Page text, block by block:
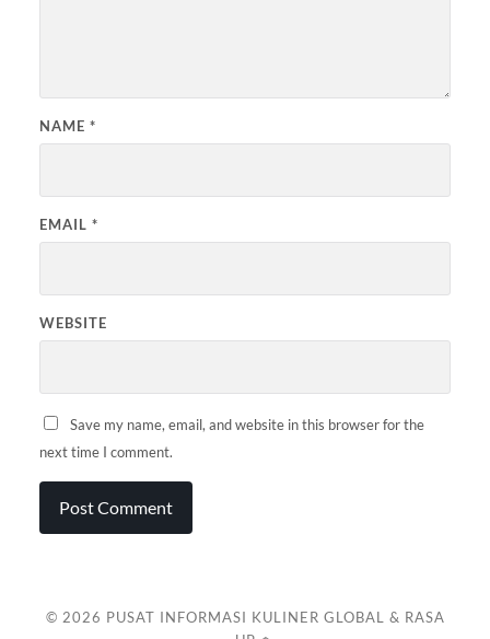
NAME *
EMAIL *
WEBSITE
Save my name, email, and website in this browser for the
next time I comment.
© 2026 PUSAT INFORMASI KULINER GLOBAL & RASA